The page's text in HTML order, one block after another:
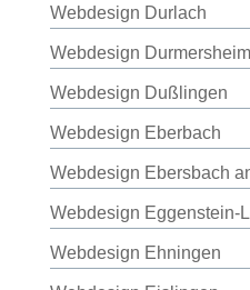
Webdesign Durlach
Webdesign Durmersheim
Webdesign Dußlingen
Webdesign Eberbach
Webdesign Ebersbach
Webdesign Eggenstein-
Webdesign Ehningen